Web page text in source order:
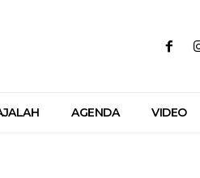
AGENDA VIDEO